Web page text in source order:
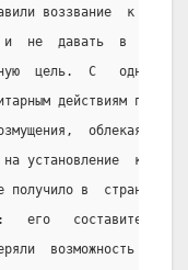
воззвание  к
и  не  давать  в  армию
цель.  С   одной
действиям
облекая
установление
получило в  стране
его   составители
возможность